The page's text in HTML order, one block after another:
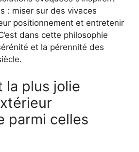
: miser sur des vivaces
positionnement et entretenir
dans cette philosophie
et la pérennité des
la plus jolie
parmi celles